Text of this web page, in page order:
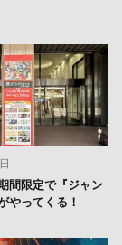
間限定で『ジャン
やってくる！